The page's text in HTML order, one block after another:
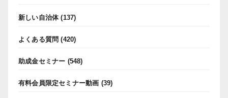
新しい自治体(137)
よくある質問 (420)
助成金セミナー (548)
有料会員限定セミナー動画 (39)